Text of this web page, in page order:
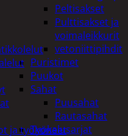
Peltisakset
Pulttisakset ja
voimaleikkurit
vetoniittipihdit
Puristimet
Puukot
Sahat
Puusahat
Rautasahat
Työkalusarjat
ja työkoneet